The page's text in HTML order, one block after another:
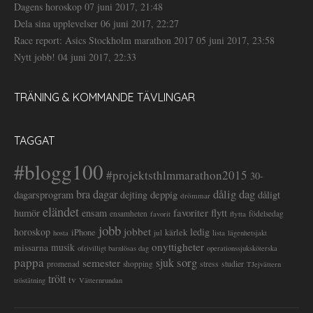
Dagens horoskop 07 juni 2017, 21:48
Dela sina upplevelser 06 juni 2017, 22:27
Race report: Asics Stockholm marathon 2017 05 juni 2017, 23:58
Nytt jobb! 04 juni 2017, 22:33
TRÄNING & KOMMANDE TÄVLINGAR
TAGGAT
#blogg100 #projektsthlmmarathon2015 30-
dagarsprogram bra dagar dejting deppig drömmar dålig dag dåligt
humör eländet ensam ensamheten favorit favoriter flytt flytta födelsedag
horoskop hosta iPhone jobb jobbet jul kärlek ledig lista lägenhetsjakt
missarna musik ofrivilligt barnlösas dag onyttigheter operationssjuksköterska
pappa promenad semester shopping sjuk sorg stress studier TJejvättern
tröstätning trött tv Vätternrundan